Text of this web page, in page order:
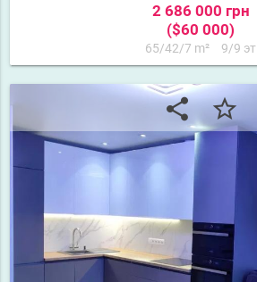
2 686 000 грн
($60 000)
65/42/7 m² 9/9 эт
share star_border